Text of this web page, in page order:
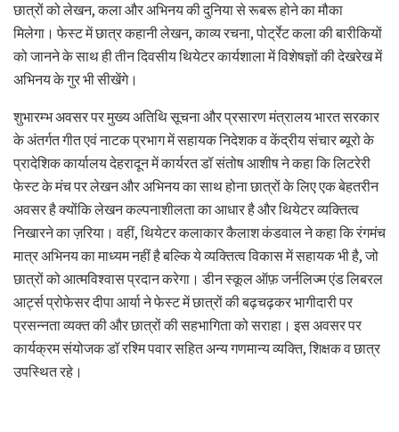
छात्रों को लेखन, कला और अभिनय की दुनिया से रूबरू होने का मौका
मिलेगा। फेस्ट में छात्र कहानी लेखन, काव्य रचना, पोर्ट्रेट कला की बारीकियों
को जानने के साथ ही तीन दिवसीय थियेटर कार्यशाला में विशेषज्ञों की देखरेख में
अभिनय के गुर भी सीखेंगे।
शुभारम्भ अवसर पर मुख्य अतिथि सूचना और प्रसारण मंत्रालय भारत सरकार
के अंतर्गत गीत एवं नाटक प्रभाग में सहायक निदेशक व केंद्रीय संचार ब्यूरो के
प्रादेशिक कार्यालय देहरादून में कार्यरत डॉ संतोष आशीष ने कहा कि लिटरेरी
फेस्ट के मंच पर लेखन और अभिनय का साथ होना छात्रों के लिए एक बेहतरीन
अवसर है क्योंकि लेखन कल्पनाशीलता का आधार है और थियेटर व्यक्तित्व
निखारने का ज़रिया। वहीं, थियेटर कलाकार कैलाश कंडवाल ने कहा कि रंगमंच
मात्र अभिनय का माध्यम नहीं है बल्कि ये व्यक्तित्व विकास में सहायक भी है, जो
छात्रों को आत्मविश्वास प्रदान करेगा। डीन स्कूल ऑफ़ जर्नलिज्म एंड लिबरल
आर्ट्स प्रोफेसर दीपा आर्या ने फेस्ट में छात्रों की बढ़चढ़कर भागीदारी पर
प्रसन्नता व्यक्त की और छात्रों की सहभागिता को सराहा। इस अवसर पर
कार्यक्रम संयोजक डॉ रश्मि पवार सहित अन्य गणमान्य व्यक्ति, शिक्षक व छात्र
उपस्थित रहे।